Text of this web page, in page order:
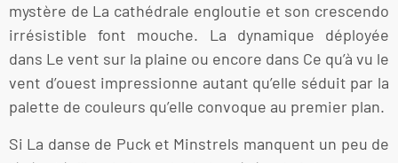
mystère de La cathédrale engloutie et son crescendo
irrésistible font mouche. La dynamique déployée
dans Le vent sur la plaine ou encore dans Ce qu’à vu le
vent d’ouest impressionne autant qu’elle séduit par la
palette de couleurs qu’elle convoque au premier plan.
Si La danse de Puck et Minstrels manquent un peu de